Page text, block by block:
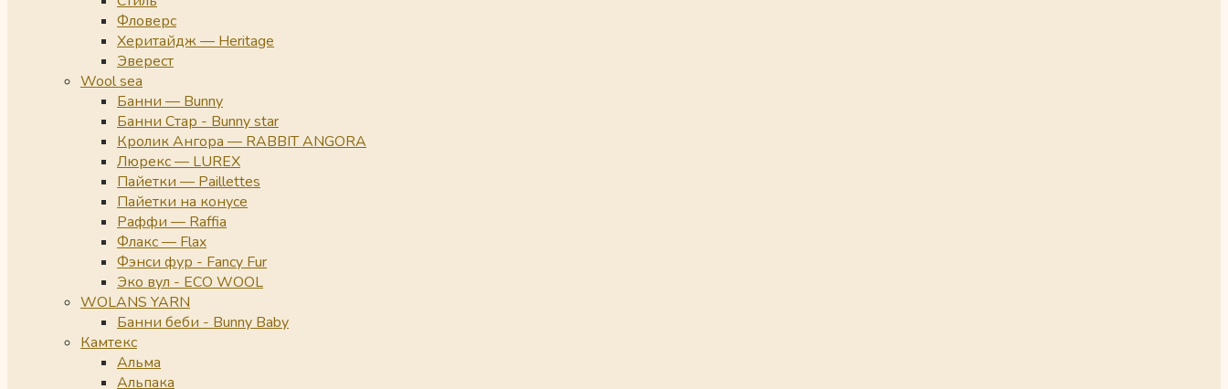
Фловерс
Херитайдж — Heritage
Эверест
Wool sea
Банни — Bunny
Банни Стар - Bunny star
Кролик Ангора — RABBIT ANGORA
Люрекс — LUREX
Пайетки — Paillettes
Пайетки на конусе
Раффи — Raffia
Флакс — Flax
Фэнси фур - Fancy Fur
Эко вул - ECO WOOL
WOLANS YARN
Банни беби - Bunny Baby
Камтекс
Альма
Альпака